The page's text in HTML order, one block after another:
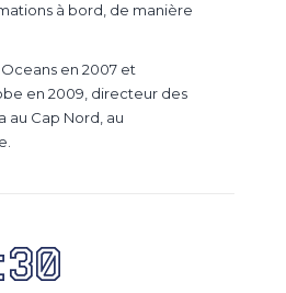
à bord, de manière
en 2007 et
en 2009, directeur des
au Cap Nord, au